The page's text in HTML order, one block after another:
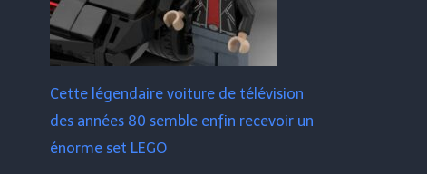
Cette légendaire voiture de télévision
des années 80 semble enfin recevoir un
énorme set LEGO